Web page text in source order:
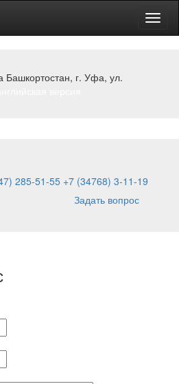
Башкортостан, г. Уфа, ул.
285-51-55 +7 (34768) 3-11-19
Задать вопрос